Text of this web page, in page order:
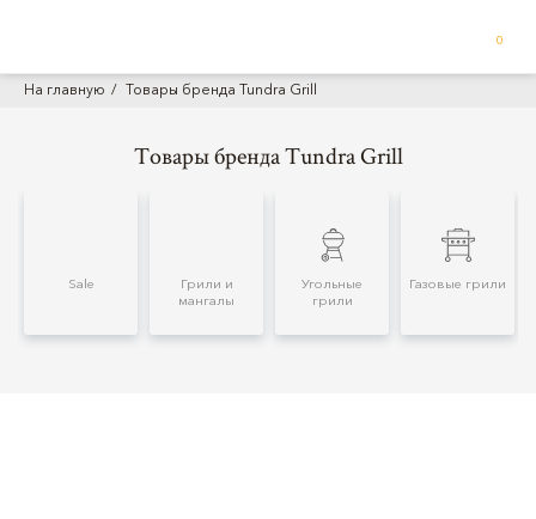
0
На главную Товары бренда Tundra Grill
Товары бренда Tundra Grill
Sale
Грили и
мангалы
Угольные
грили
Газовые грили